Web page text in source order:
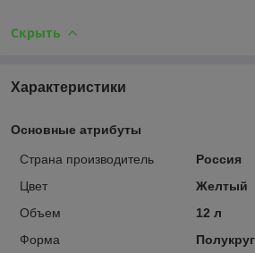
Скрыть
Характеристики
Основные атрибуты
Страна производитель
Россия
Цвет
Желтый
Объем
12 л
Форма